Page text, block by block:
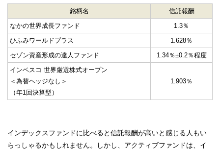
銘柄名
信託報酬
なかの世界成長ファンド
1.3％
ひふみワールドプラス
1.628％
セゾン資産形成の達人ファンド
1.34％±0.2％程度
インベスコ 世界厳選株式オープン
＜為替ヘッジなし＞
（年1回決算型）
1.903％
インデックスファンドに比べると信託報酬が高いと感じる人もい
らっしゃるかもしれません。しかし、アクティブファンドは、イ